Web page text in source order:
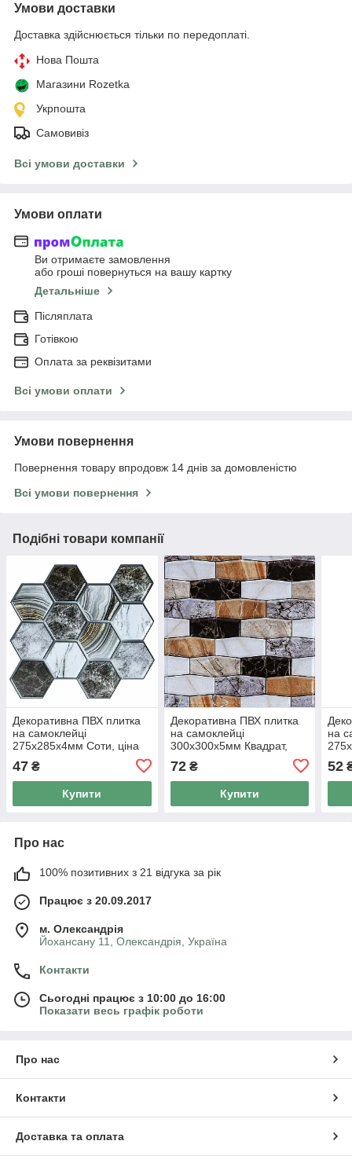
Умови доставки
Доставка здійснюється тільки по передоплаті.
Нова Пошта
Магазини Rozetka
Укрпошта
Самовивіз
Всі умови доставки
Умови оплати
Ви отримаєте замовлення
або гроші повернуться на вашу картку
Детальніше
Післяплата
Готівкою
Оплата за реквізитами
Всі умови оплати
Умови повернення
Повернення товару впродовж 14 днів за домовленістю
Всі умови повернення
Подібні товари компанії
Декоративна ПВХ плитка
на самоклейці
275х285х4мм Соти, ціна
00000524
47 ₴
Купити
Декоративна ПВХ плитка
на самоклейці
300х300х5мм Квадрат,
SW-00000672
72₴
Купити
на
52
Про нас
100% позитивних з 21 відгука за рік
Працює з 20.09.2017
м. Олександрія
Йохансану 11, Олександрія, Україна
Контакти
Сьогодні працює з 10:00 до 16:00
Показати весь графік роботи
Про нас
Контакти
Доставка та оплата